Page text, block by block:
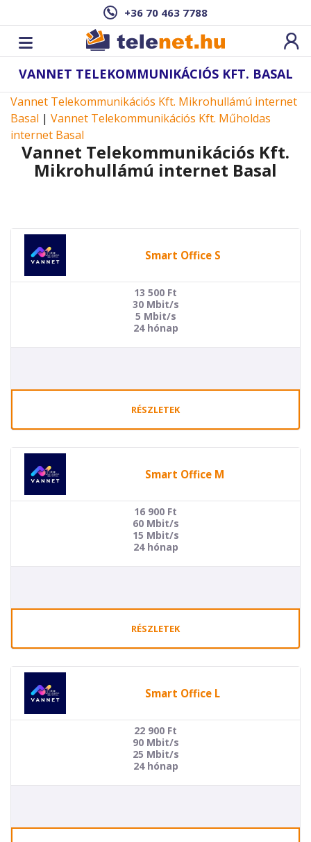
+36 70 463 7788
VANNET TELEKOMMUNIKÁCIÓS KFT. BASAL
Vannet Telekommunikációs Kft. Mikrohullámú internet
Basal | Vannet Telekommunikációs Kft. Műholdas
internet Basal
Vannet Telekommunikációs Kft.
Mikrohullámú internet Basal
Smart Office S
13 500 Ft
30 Mbit/s
5 Mbit/s
24 hónap
RÉSZLETEK
Smart Office M
16 900 Ft
60 Mbit/s
15 Mbit/s
24 hónap
RÉSZLETEK
Smart Office L
22 900 Ft
90 Mbit/s
25 Mbit/s
24 hónap